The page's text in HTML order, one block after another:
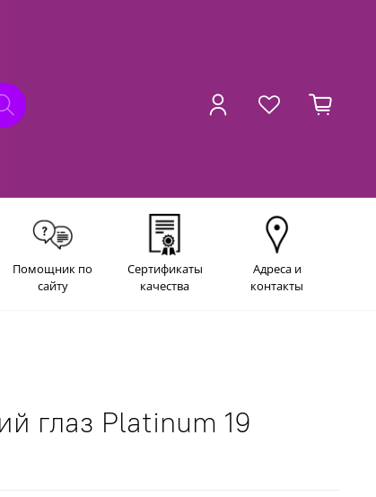
Помощник по
сайту
Сертификаты
качества
Адреса и
контакты
глаз Platinum 19